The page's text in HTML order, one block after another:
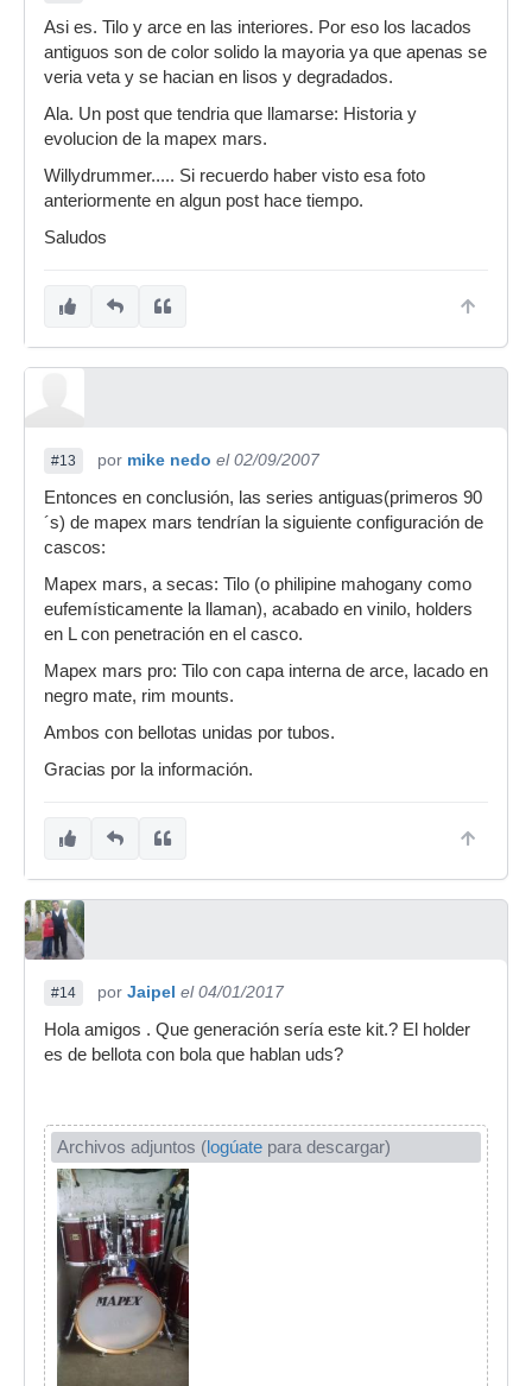
Asi es. Tilo y arce en las interiores. Por eso los lacados
antiguos son de color solido la mayoria ya que apenas se
veria veta y se hacian en lisos y degradados.
Ala. Un post que tendria que llamarse: Historia y
evolucion de la mapex mars.
Willydrummer..... Si recuerdo haber visto esa foto
anteriormente en algun post hace tiempo.
Saludos
#13 por mike nedo el 02/09/2007
Entonces en conclusión, las series antiguas(primeros 90
´s) de mapex mars tendrían la siguiente configuración de
cascos:
Mapex mars, a secas: Tilo (o philipine mahogany como
eufemísticamente la llaman), acabado en vinilo, holders
en L con penetración en el casco.
Mapex mars pro: Tilo con capa interna de arce, lacado en
negro mate, rim mounts.
Ambos con bellotas unidas por tubos.
Gracias por la información.
#14 por Jaipel el 04/01/2017
Hola amigos . Que generación sería este kit.? El holder
es de bellota con bola que hablan uds?
Archivos adjuntos (logúate para descargar)